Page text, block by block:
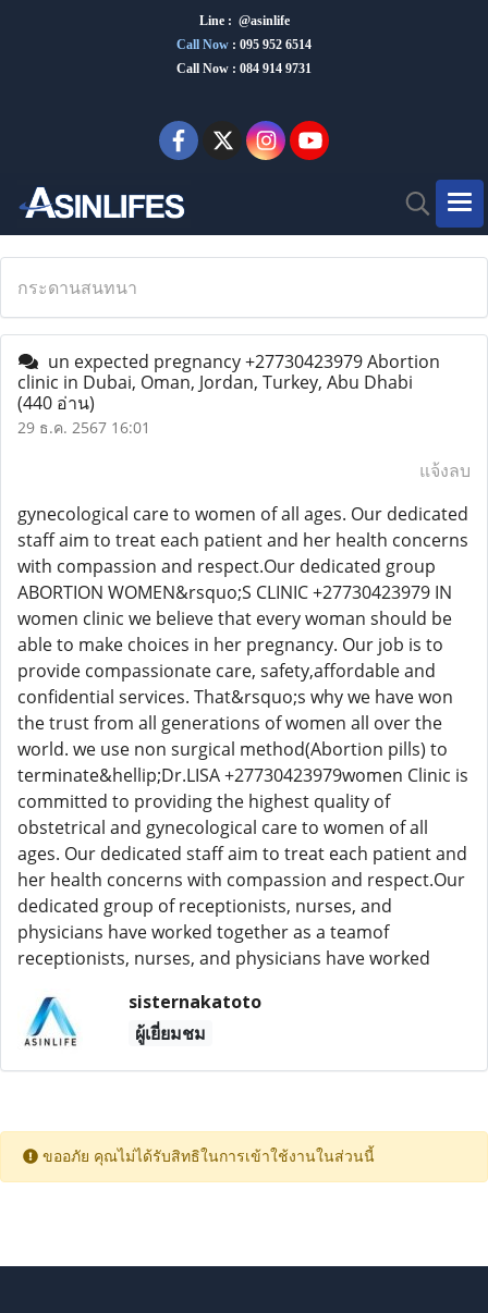
Line : @asinlife
Call Now : 095 952 6514
Call Now : 084 914 9731
กระดานสนทนา
un expected pregnancy +27730423979 Abortion
clinic in Dubai, Oman, Jordan, Turkey, Abu Dhabi
(440 อ่าน)
29 ธ.ค. 2567 16:01
แจ้งลบ
gynecological care to women of all ages. Our dedicated
staff aim to treat each patient and her health concerns
with compassion and respect.Our dedicated group
ABORTION WOMEN&rsquo;S CLINIC +27730423979 IN
women clinic we believe that every woman should be
able to make choices in her pregnancy. Our job is to
provide compassionate care, safety,affordable and
confidential services. That&rsquo;s why we have won
the trust from all generations of women all over the
world. we use non surgical method(Abortion pills) to
terminate&hellip;Dr.LISA +27730423979women Clinic is
committed to providing the highest quality of
obstetrical and gynecological care to women of all
ages. Our dedicated staff aim to treat each patient and
her health concerns with compassion and respect.Our
dedicated group of receptionists, nurses, and
physicians have worked together as a teamof
receptionists, nurses, and physicians have worked
sisternakatoto
ผู้เยี่ยมชม
ขออภัย คุณไม่ได้รับสิทธิในการเข้าใช้งานในส่วนนี้